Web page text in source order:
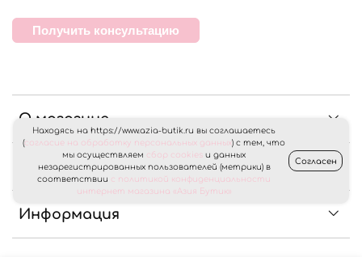
О магазине
Клиентам
Информация
Получить консультацию
Находясь на https://www.azia-butik.ru вы соглашаетесь
(согласие на обработку персональных данных) с тем, что
мы осуществляем сбор cookies и данных
незарегистрированных пользователей (метрики) в
соответствии с политикой конфиденциальности
интернет магазина «Азия Бутик»
Согласен